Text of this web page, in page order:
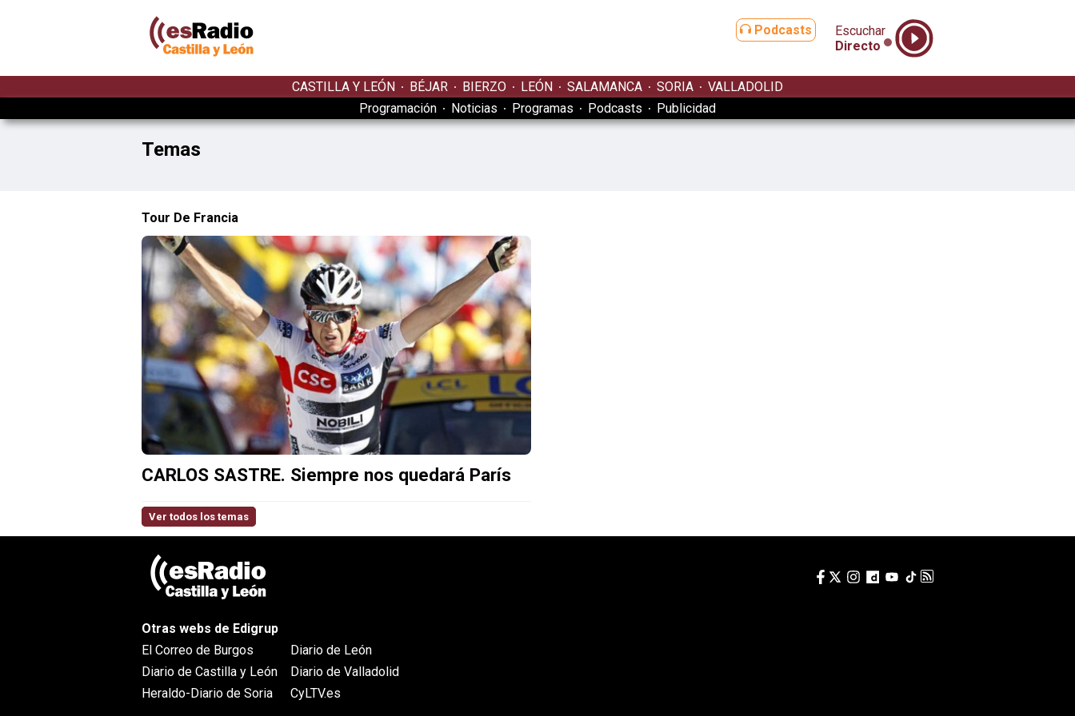
Podcasts
Escuchar
Directo
CASTILLA Y LEÓN BÉJAR BIERZO LEÓN SALAMANCA SORIA
VALLADOLID
Programación
Noticias Programas Podcasts Publicidad
Temas
Tour De Francia
CARLOS SASTRE. Siempre nos quedará París
Ver todos los temas
Otras webs de Edigrup
El Correo de Burgos
Diario de Castilla y León
Heraldo-Diario de Soria
Diario de León
Diario de Valladolid
CyLTV.es